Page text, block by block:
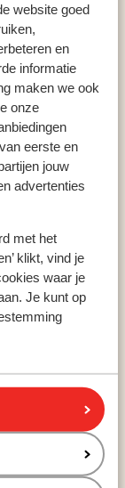
website goed
en
informatie
maken we ook
onze
eerste en
jouw
advertenties
met het
klikt, vind je
waar je
Je kunt op